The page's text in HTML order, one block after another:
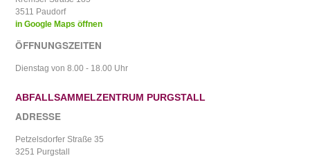
3511 Paudorf
in Google Maps öffnen
ÖFFNUNGSZEITEN
Dienstag von 8.00 - 18.00 Uhr
ABFALLSAMMELZENTRUM PURGSTALL
ADRESSE
Petzelsdorfer Straße 35
3251 Purgstall